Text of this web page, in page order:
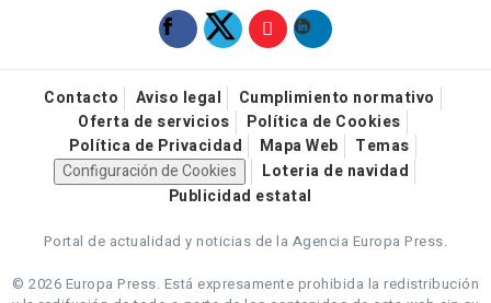
Contacto Aviso legal
Cumplimiento normativo
Oferta de servicios
Política de Cookies
Política de Privacidad
Mapa Web
Temas
Configuración de Cookies
Loteria de navidad
Publicidad estatal
Portal de actualidad y noticias de la Agencia Europa Press.
© 2026 Europa Press. Está expresamente prohibida la redistribución